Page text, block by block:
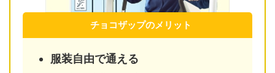
チョコザップのメリット
服装自由で通える